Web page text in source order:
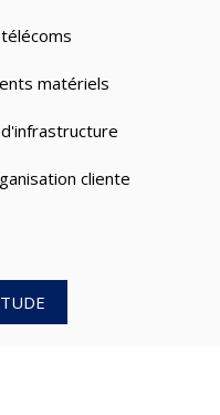
matériels
cliente